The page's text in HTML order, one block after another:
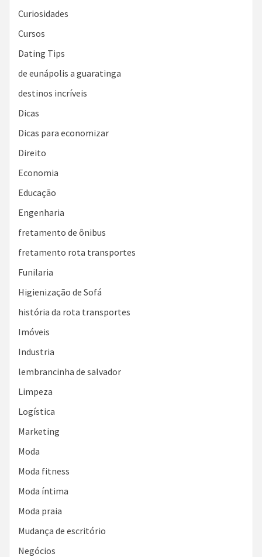
Curiosidades
Cursos
Dating Tips
de eunápolis a guaratinga
destinos incríveis
Dicas
Dicas para economizar
Direito
Economia
Educação
Engenharia
fretamento de ônibus
fretamento rota transportes
Funilaria
Higienização de Sofá
história da rota transportes
Imóveis
Industria
lembrancinha de salvador
Limpeza
Logística
Marketing
Moda
Moda fitness
Moda íntima
Moda praia
Mudança de escritório
Negócios